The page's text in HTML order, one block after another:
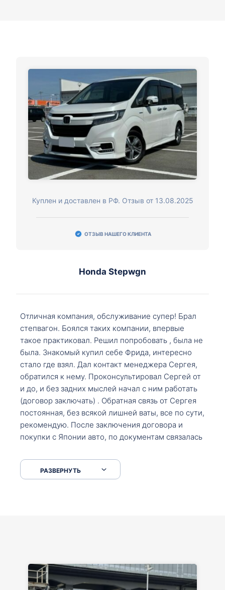
Куплен и доставлен в РФ. Отзыв от 13.08.2025
ОТЗЫВ НАШЕГО КЛИЕНТА
Honda Stepwgn
Отличная компания, обслуживание супер! Брал
степвагон. Боялся таких компании, впервые
такое практиковал. Решил попробовать , была не
была. Знакомый купил себе Фрида, интересно
стало где взял. Дал контакт менеджера Сергея,
обратился к нему. Проконсультировал Сергей от
и до, и без задних мыслей начал с ним работать
(договор заключать) . Обратная связь от Сергея
постоянная, без всякой лишней ваты, все по сути,
рекомендую. После заключения договора и
покупки с Японии авто, по документам связалась
что заполнить, куда зайти, образцы и т.д. После
приехал за авто. Меня тепло встретили Сергей с
РАЗВЕРНУТЬ